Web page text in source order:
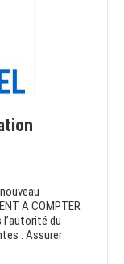
A COMPTER
du
: Assurer